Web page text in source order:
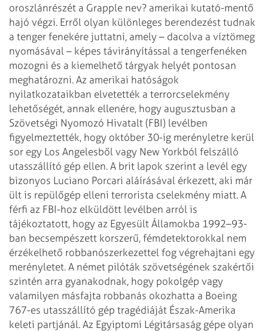
oroszlánrészét a Grapple nev? amerikai kutató-mentő
hajó végzi. Erről olyan különleges berendezést tudnak
a tenger fenekére juttatni, amely – dacolva a víztömeg
nyomásával – képes távirányítással a tengerfenéken
mozogni és a kiemelhető tárgyak helyét pontosan
meghatározni. Az amerikai hatóságok
nyilatkozataikban elvetették a terrorcselekmény
lehetőségét, annak ellenére, hogy augusztusban a
Szövetségi Nyomozó Hivatalt (FBI) levélben
figyelmeztették, hogy október 30-ig merényletre kerül
sor egy Los Angelesből vagy New Yorkból felszálló
utasszállító gép ellen. A brit lapok szerint a levél egy
bizonyos Luciano Porcari aláírásával érkezett, aki már
ült is repülőgép elleni terrorista cselekmény miatt. A
férfi az FBI-hoz elküldött levélben arról is
tájékoztatott, hogy az Egyesült Államokba 1992–93-
ban becsempészett korszerű, fémdetektorokkal nem
érzékelhető robbanószerkezettel fog végrehajtani egy
merényletet. A német pilóták szövetségének szakértői
szintén arra gyanakodnak, hogy pokolgép vagy
valamilyen másfajta robbanás okozhatta a Boeing
767-es utasszállító gép tragédiáját Észak-Amerika
keleti partjánál. Az Egyiptomi Légitársaság gépe olyan